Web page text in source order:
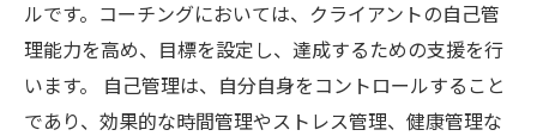
ルです。コーチングにおいては、クライアントの自己管
理能力を高め、目標を設定し、達成するための支援を行
います。 自己管理は、自分自身をコントロールすること
であり、効果的な時間管理やストレス管理、健康管理な